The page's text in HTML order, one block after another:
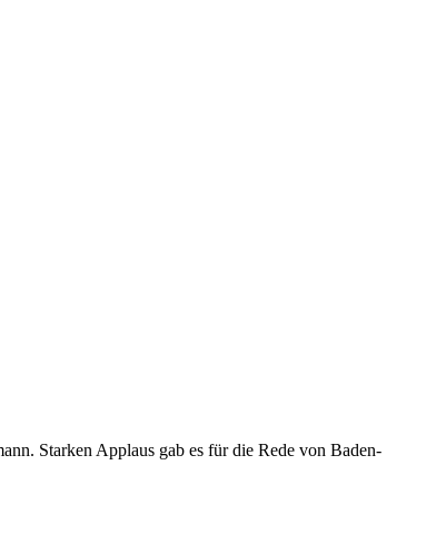
Starken Applaus gab es für die Rede von Baden-